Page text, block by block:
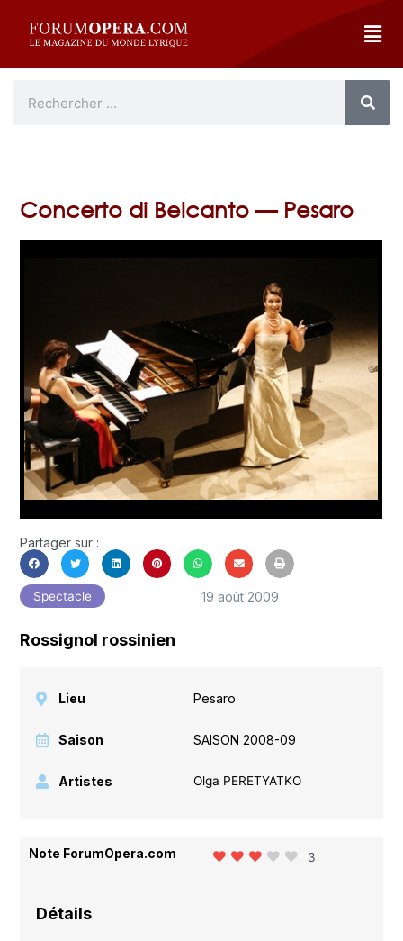
Concerto di Belcanto — Pesaro
Partager sur :
Spectacle 19 août 2009
Rossignol rossinien
Lieu Pesaro
Saison SAISON 2008-09
Artistes Olga PERETYATKO
Note ForumOpera.com 3
Détails